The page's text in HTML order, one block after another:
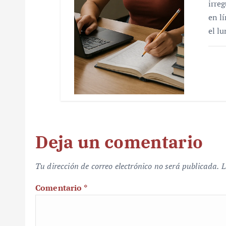
en
el
Deja un comentario
Tu dirección de correo electrónico no será publicada.
Comentario *